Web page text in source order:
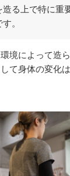
造る上で特に重
。
境によって造
て身体の変化は